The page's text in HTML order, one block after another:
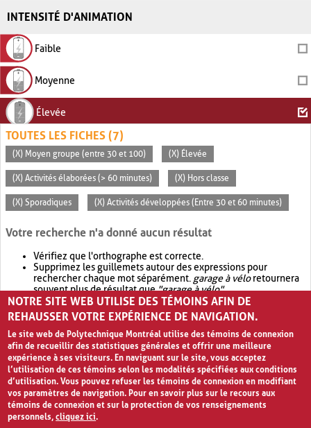
INTENSITÉ D'ANIMATION
Faible
Moyenne
Élevée
TOUTES LES FICHES (7)
(X) Moyen groupe (entre 30 et 100) (X) Élevée
(X) Activités élaborées (> 60 minutes) (X) Hors classe
(X) Sporadiques (X) Activités développées (Entre 30 et 60 minutes)
Votre recherche n'a donné aucun résultat
Vérifiez que l'orthographe est correcte.
Supprimez les guillemets autour des expressions pour
rechercher chaque mot séparément. garage à véloretournera
souvent plus de résultat que"garage à vélo".
Envisagez d'élargir votre recherche avec OR.garage OR vélo
retournera souvent plus de résultat quegarage à vélo
NOTRE SITE WEB UTILISE DES TÉMOINS AFIN DE
REHAUSSER VOTRE EXPÉRIENCE DE NAVIGATION.
Le site web de Polytechnique Montréal utilise des témoins de connexion
afin de recueillir des statistiques générales et offrir une meilleure
expérience à ses visiteurs. En naviguant sur le site, vous acceptez
l’utilisation de ces témoins selon les modalités spécifiées aux conditions
d’utilisation. Vous pouvez refuser les témoins de connexion en modifiant
vos paramètres de navigation. Pour en savoir plus sur le recours aux
témoins de connexion et sur la protection de vos renseignements
personnels,cliquez ici.